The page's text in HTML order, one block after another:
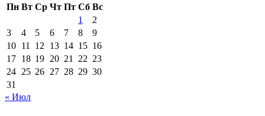
Пн Вт Ср Чт Пт Сб Вс
1
2
3
4 5 6 7 8
9
10 11 12 13 14 15 16
17 18 19 20 21 22 23
24 25 26 27 28 29 30
31
« Июл